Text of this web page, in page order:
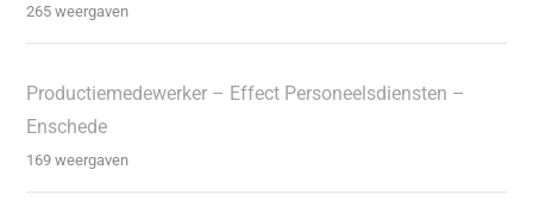
265 weergaven
Productiemedewerker – Effect Personeelsdiensten –
Enschede
169 weergaven